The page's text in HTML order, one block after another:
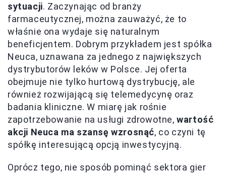
sytuacji. Zaczynając od branży
farmaceutycznej, można zauważyć, że to
właśnie ona wydaje się naturalnym
beneficjentem. Dobrym przykładem jest spółka
Neuca, uznawana za jednego z największych
dystrybutorów leków w Polsce. Jej oferta
obejmuje nie tylko hurtową dystrybucję, ale
również rozwijającą się telemedycynę oraz
badania kliniczne. W miarę jak rośnie
zapotrzebowanie na usługi zdrowotne,wartość
akcji Neuca ma szansę wzrosnąć, co czyni tę
spółkę interesującą opcją inwestycyjną.
Oprócz tego, nie sposób pominąć sektora gier